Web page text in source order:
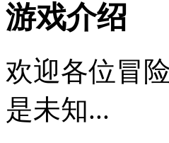
游戏介绍
欢迎各位冒
是未知...